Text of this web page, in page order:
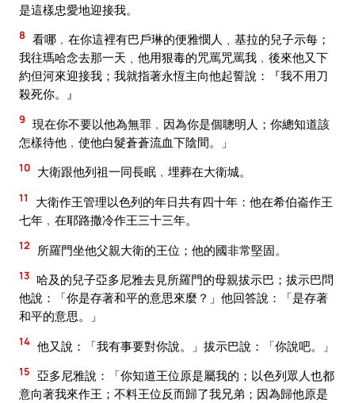
是這樣忠愛地迎接我。
8 看哪﹐在你這裡有巴戶琳的便雅憫人﹑基拉的兒子示每；
我往瑪哈念去那一天﹑他用狠毒的咒罵咒罵我﹐後來他又下
約但河來迎接我；我就指著永恆主向他起誓說：『我不用刀
殺死你。』
9 現在你不要以他為無罪﹐因為你是個聰明人；你總知道該
怎樣待他﹐使他白髮蒼蒼流血下陰間。」
10 大衛跟他列祖一同長眠﹐埋葬在大衛城。
11
大衛作王管理以色列的年日共有四十年：他在希伯崙作王
七年﹐在耶路撒冷作王三十三年。
12 所羅門坐他父親大衛的王位；他的國非常堅固。
13 哈及的兒子亞多尼雅去見所羅門的母親拔示巴；拔示巴問
他說：「你是存著和平的意思來麼？」他回答說：「是存著
和平的意思。」
14 他又說：「我有事要對你說。」拔示巴說：「你說吧。」
15 亞多尼雅說：「你知道王位原是屬我的；以色列眾人也都
意向著我來作王；不料王位反而歸了我兄弟；因為歸他原是